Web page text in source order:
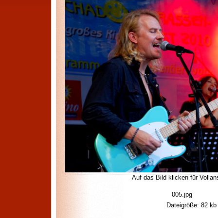
Auf das Bild klicken für
005.jpg
Dateigröße: 82 kb